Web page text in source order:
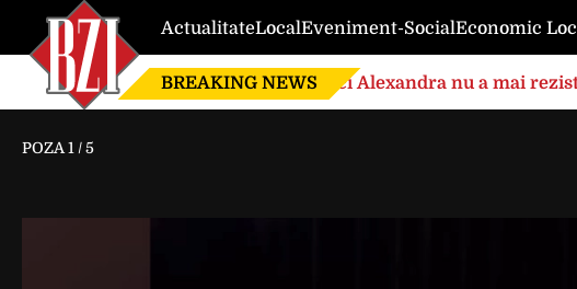
ActualitateLocalEveniment-SocialEconomic
BREAKING NEWS Nici Alexandra nu a mai
de căsnicie
POZA 1 /5